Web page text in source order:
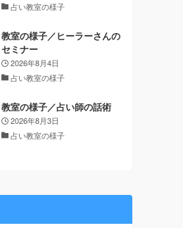
占い教室の様子
教室の様子／ヒーラーさんの
セミナー
2026年8月4日
占い教室の様子
教室の様子／占い師の話術
2026年8月3日
占い教室の様子